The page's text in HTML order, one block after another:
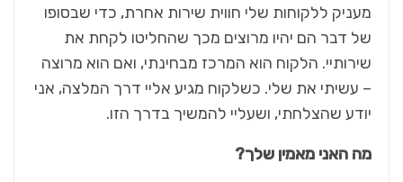
מעניק ללקוחות שלי חווית שירות אחרת, כדי שבסופו
של דבר הם יהיו מרוצים מכך שהחליטו לקחת את
שירותיי. הלקוח הוא המרכז מבחינתי, ואם הוא מרוצה
– עשיתי את שלי. כשלקוח מגיע אליי דרך המלצה, אני
יודע שהצלחתי, ושעליי להמשיך בדרך הזו.
מה האני מאמין שלך?